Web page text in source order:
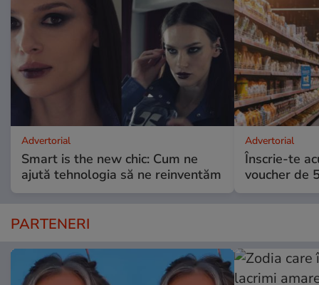
Advertorial
Smart is the new chic: Cum ne
ajută tehnologia să ne reinventăm
Advertorial
Înscrie-te
voucher de
PARTENERI